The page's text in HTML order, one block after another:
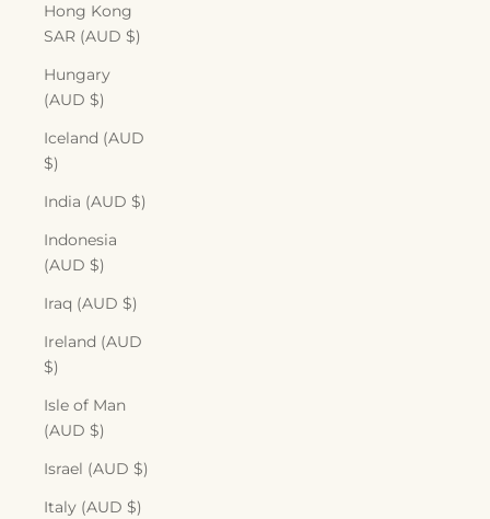
Hong Kong
SAR (AUD $)
Hungary
(AUD $)
Iceland (AUD
$)
India (AUD $)
Indonesia
(AUD $)
Iraq (AUD $)
Ireland (AUD
$)
Isle of Man
(AUD $)
Israel (AUD $)
Italy (AUD $)